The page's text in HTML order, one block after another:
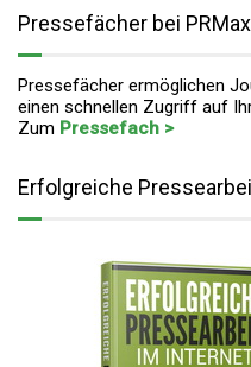
Pressefächer bei
Pressefächer ermöglichen
einen schnellen Zugriff auf
Zum Pressefach >
Erfolgreiche